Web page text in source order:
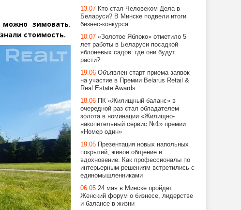
зимовать.
стоимость.
13.07 Кто стал Человеком Дела в
Беларуси? В Минске подвели итоги
бизнес-конкурса
10.07 «Золотое Яблоко» отметило 5
лет работы в Беларуси посадкой
яблоневых садов: где они будут
расти?
19.06 Объявлен старт приема заявок
на участие в Премии Belarus Retail &
Real Estate Awards
18.06 ПК «Жилищный баланс» в
очередной раз стал обладателем
золота в номинации «Жилищно-
накопительный сервис №1» премии
«Номер один»
19.05 Презентация новых напольных
покрытий, живое общение и
вдохновение. Как профессионалы по
интерьерным решениям встретились с
единомышленниками
06.05 24 мая в Минске пройдет
Женский форум о бизнесе, лидерстве
и балансе в жизни